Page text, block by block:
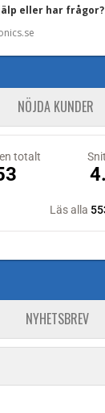
eller har frågor?
NÖJDA KUNDER
NYHETSBREV